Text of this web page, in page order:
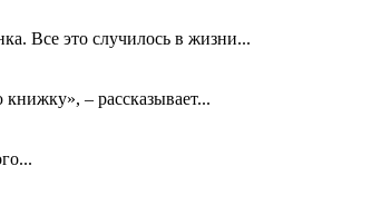
Все это случилось в жизни...
– рассказывает...